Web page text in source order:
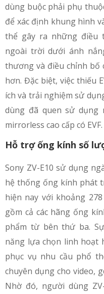
dùng buộc phải phụ
để xác định khung hình
thể gây ra những điều
ngoài trời dưới ánh
thương và điều chỉnh bố
hơn. Đặc biệt, việc thiếu
ích và trải nghiệm sử
dùng đã quen sử dụng
mirrorless cao cấp có EVF.
Hỗ trợ ống kính số
Sony ZV-E10 sử dụng
hệ thống ống kính phát
hiện nay với khoảng
gồm cả các hãng ống
phẩm từ bên thứ ba.
năng lựa chọn linh hoạt
phục vụ nhu cầu phổ
chuyên dụng cho video,
Nhờ đó, người dùng